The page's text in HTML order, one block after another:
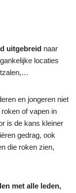
uitgebreid naar
locaties
en jongeren niet
of vapen in
is de kans kleiner
gedrag, ook
die roken zien,
met alle leden,